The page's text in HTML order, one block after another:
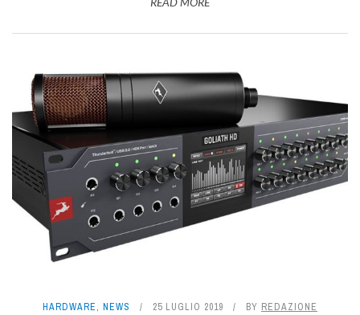
HARDWARE, NEWS 25 LUGLIO 2019 BY REDAZIONE